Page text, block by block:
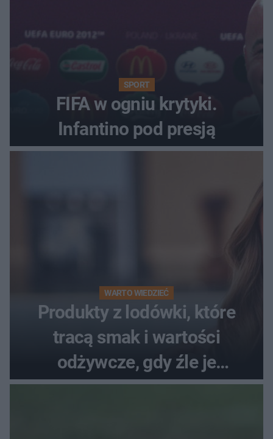
SPORT
FIFA w ogniu krytyki.
Infantino pod presją
WARTO WIEDZIEĆ
Produkty z lodówki, które
tracą smak i wartości
odżywcze, gdy źle je
przechowujesz. Uczestniczka